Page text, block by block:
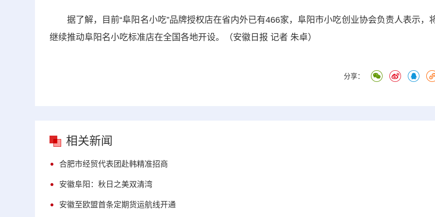
据了解，目前“阜阳名小吃”品牌授权店在省内外已有466家，阜阳市小吃创业协会负责人表示，
继续推动阜阳名小吃标准店在全国各地开设。（安徽日报 记者 朱卓）
分享：
相关新闻
合肥市经贸代表团赴韩精准招商
安徽阜阳：秋日之美双清湾
安徽至欧盟首条定期货运航线开通